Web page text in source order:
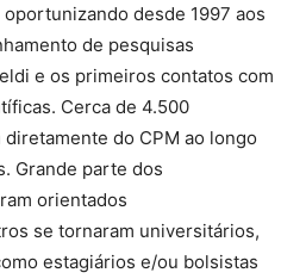
oportunizando desde 1997 aos
de pesquisas
e os primeiros contatos com
Cerca de 4.500
do CPM ao longo
Grande parte dos
orientados
se tornaram universitários,
estagiários e/ou bolsistas